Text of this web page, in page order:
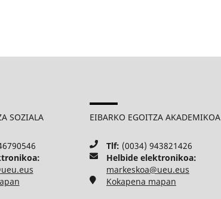
SOZIALA EIBARKO EGOITZA AKADEMIKOA
Tlf: (0034) 943821426
Helbide elektronikoa:
markeskoa@ueu.eus
Kokapena mapan